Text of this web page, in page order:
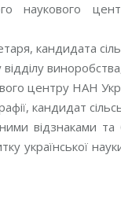
наукового
кандидата
центру НАН
кандидат
відзнаками та
української